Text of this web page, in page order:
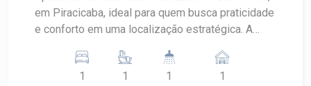
em Piracicaba, ideal para quem busca praticidade
e conforto em uma localização estratégica. A
e condomínio com estrutura de lazer.
CARACTERÍSTICAS DO IMÓVEL - 1 dormitório
1 1 1 1